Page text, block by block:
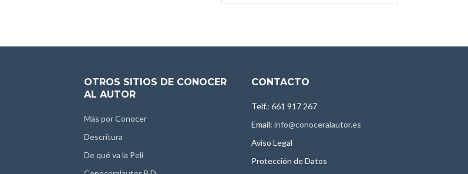
OTROS SITIOS DE CONOCER
AL AUTOR
Más por Conocer
Descritura
De qué va la Peli
CONTACTO
Telf.: 661 917 267
Email: info@conoceralautor.es
Aviso Legal
Protección de Datos